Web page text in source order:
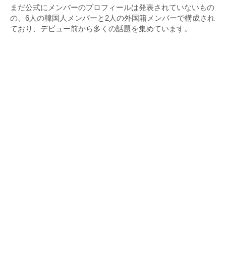
まだ公式にメンバーのプロフィールは発表されていないもの
の、6人の韓国人メンバーと2人の外国籍メンバーで構成され
ており、デビュー前から多くの話題を集めています。